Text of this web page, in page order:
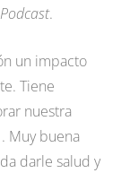
.
un impacto
Tiene
nuestra
Muy buena
darle salud y